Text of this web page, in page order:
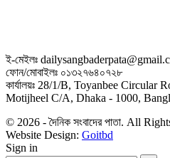
ই-মেইলঃ
ফোন/মোবাইলঃ ০১৩২৭৬৪০৭২৮
কার্যালয়ঃ 28/1/B, Toyanbee
Motijheel C/A, Dhaka - 1000,
© 2026 - দৈনিক সংবাদের পাতা. All
Website Design: Goitbd
Sign in